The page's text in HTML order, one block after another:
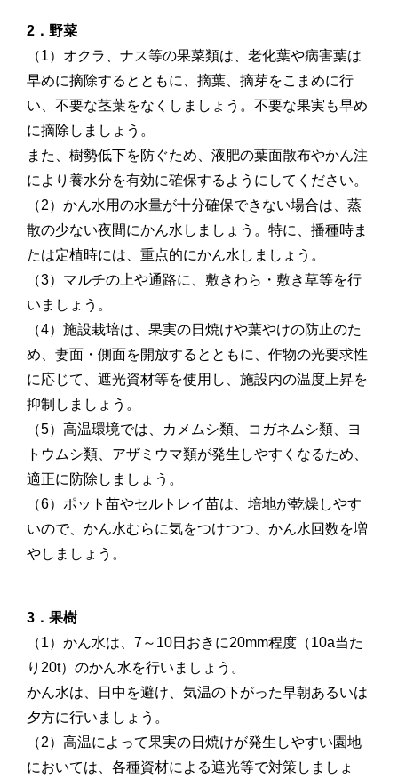
2．野菜
（1）オクラ、ナス等の果菜類は、老化葉や病害葉は
早めに摘除するとともに、摘葉、摘芽をこまめに行
い、不要な茎葉をなくしましょう。不要な果実も早め
に摘除しましょう。
また、樹勢低下を防ぐため、液肥の葉面散布やかん注
により養水分を有効に確保するようにしてください。
（2）かん水用の水量が十分確保できない場合は、蒸
散の少ない夜間にかん水しましょう。特に、播種時ま
たは定植時には、重点的にかん水しましょう。
（3）マルチの上や通路に、敷きわら・敷き草等を行
いましょう。
（4）施設栽培は、果実の日焼けや葉やけの防止のた
め、妻面・側面を開放するとともに、作物の光要求性
に応じて、遮光資材等を使用し、施設内の温度上昇を
抑制しましょう。
（5）高温環境では、カメムシ類、コガネムシ類、ヨ
トウムシ類、アザミウマ類が発生しやすくなるため、
適正に防除しましょう。
（6）ポット苗やセルトレイ苗は、培地が乾燥しやす
いので、かん水むらに気をつけつつ、かん水回数を増
やしましょう。
3．果樹
（1）かん水は、7～10日おきに20mm程度（10a当た
り20t）のかん水を行いましょう。
かん水は、日中を避け、気温の下がった早朝あるいは
夕方に行いましょう。
（2）高温によって果実の日焼けが発生しやすい園地
においては、各種資材による遮光等で対策しましょ